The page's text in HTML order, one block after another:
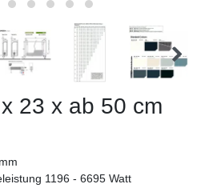
23 x ab 50 cm
1196 - 6695 Watt